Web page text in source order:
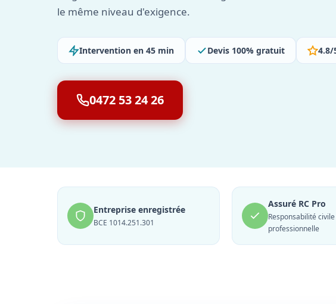
le même niveau d'exigence.
Intervention en 45 min Devis 100% gratuit 4.8/
0472 53 24 26
Entreprise enregistrée
BCE 1014.251.301
Assuré RC Pro
Responsabilité civile
professionnelle